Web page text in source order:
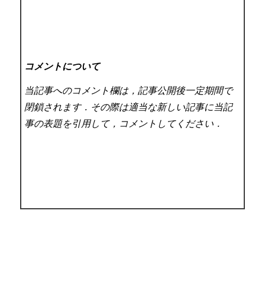
コメントについて
当記事へのコメント欄は，記事公開後一定期間で
閉鎖されます．その際は適当な新しい記事に当記
事の表題を引用して，コメントしてください．